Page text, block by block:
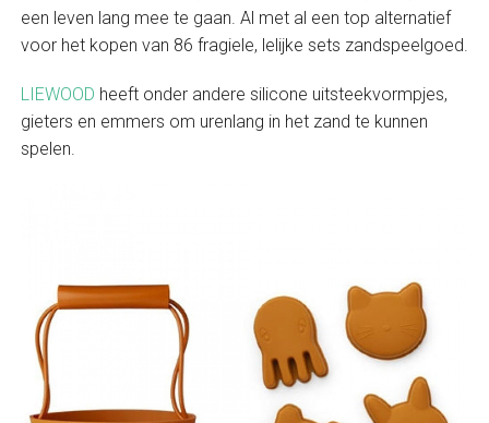
een leven lang mee te gaan. Al met al een top alternatief
voor het kopen van 86 fragiele, lelijke sets zandspeelgoed.
LIEWOOD heeft onder andere silicone uitsteekvormpjes,
gieters en emmers om urenlang in het zand te kunnen
spelen.